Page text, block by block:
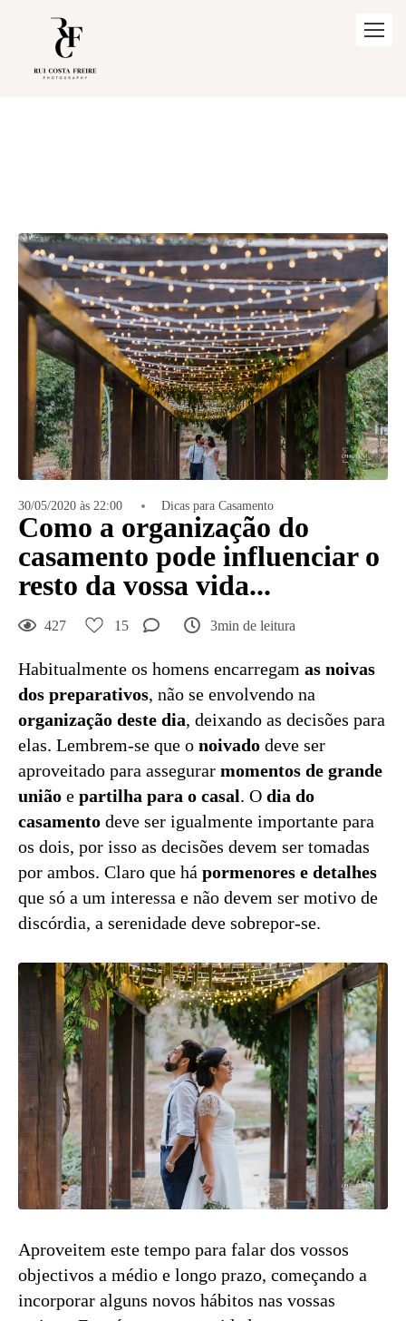
30/05/2020 às 22:00 Dicas para Casamento
Como a organização do
casamento pode influenciar o
resto da vossa vida...
427 15 3min de leitura
Habitualmente os homens encarregam as noivas
dos preparativos, não se envolvendo na
organização deste dia, deixando as decisões para
elas. Lembrem-se que o noivado deve ser
aproveitado para assegurar momentos de grande
união e partilha para o casal. O dia do
casamento deve ser igualmente importante para
os dois, por isso as decisões devem ser tomadas
por ambos. Claro que há pormenores e detalhes
que só a um interessa e não devem ser motivo de
discórdia, a serenidade deve sobrepor-se.
Aproveitem este tempo para falar dos vossos
objectivos a médio e longo prazo, começando a
incorporar alguns novos hábitos nas vossas